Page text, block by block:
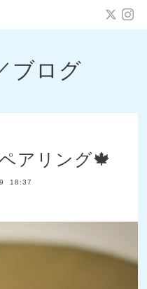
ブログ
アリング🍁
18:37